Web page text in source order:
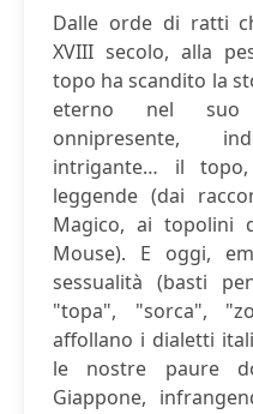
Dalle orde di ratti
XVIII secolo, alla
topo ha scandito la
eterno nel suo
onnipresente,
intrigante… il
leggende (dai
Magico, ai topolini
Mouse). E oggi,
sessualità (basti
"topa", "sorca",
affollano i dialetti
le nostre paure
Giappone,